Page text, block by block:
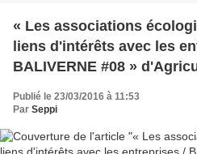
« Les associations
liens d'intérêts avec les
BALIVERNE #08 »
Environnement
Publié le 23/03/2016 à 11:53
Par Seppi